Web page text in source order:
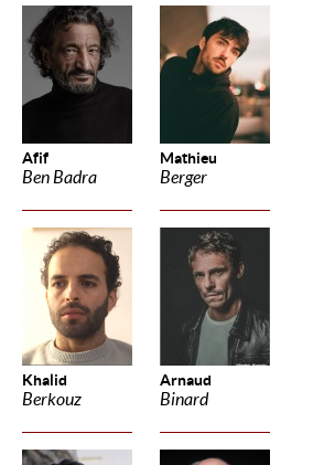
Afif
Ben Badra
Mathieu
Berger
Khalid
Berkouz
Arnaud
Binard